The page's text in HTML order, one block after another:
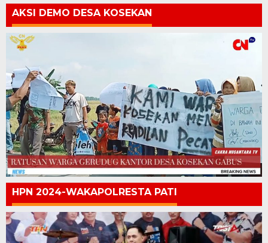
AKSI DEMO DESA KOSEKAN
HPN 2024-WAKAPOLRESTA PATI